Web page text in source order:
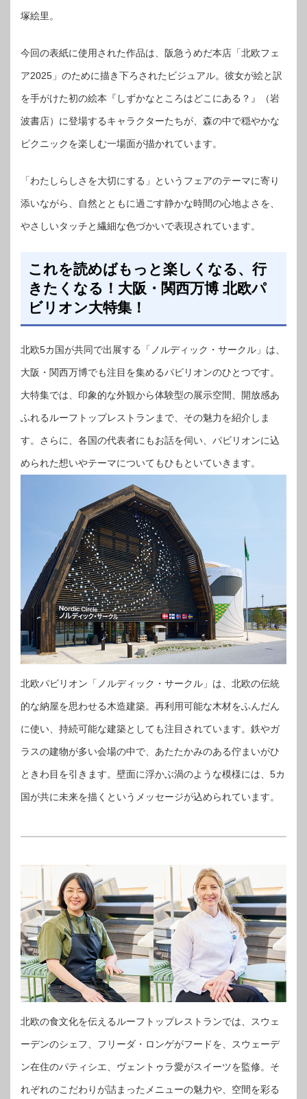
塚絵里。
今回の表紙に使用された作品は、阪急うめだ本店「北欧フェ
ア2025」のために描き下ろされたビジュアル。彼女が絵と訳
を手がけた初の絵本『しずかなところはどこにある？』（岩
波書店）に登場するキャラクターたちが、森の中で穏やかな
ピクニックを楽しむ一場面が描かれています。
「わたしらしさを大切にする」というフェアのテーマに寄り
添いながら、自然とともに過ごす静かな時間の心地よさを、
やさしいタッチと繊細な色づかいで表現されています。
これを読めばもっと楽しくなる、行
きたくなる！大阪・関西万博 北欧パ
ビリオン大特集！
北欧5カ国が共同で出展する「ノルディック・サークル」は、
大阪・関西万博でも注目を集めるパビリオンのひとつです。
大特集では、印象的な外観から体験型の展示空間、開放感あ
ふれるルーフトップレストランまで、その魅力を紹介しま
す。さらに、各国の代表者にもお話を伺い、パビリオンに込
められた想いやテーマについてもひもといていきます。
北欧パビリオン「ノルディック・サークル」は、北欧の伝統
的な納屋を思わせる木造建築。再利用可能な木材をふんだん
に使い、持続可能な建築としても注目されています。鉄やガ
ラスの建物が多い会場の中で、あたたかみのある佇まいがひ
ときわ目を引きます。壁面に浮かぶ渦のような模様には、5カ
国が共に未来を描くというメッセージが込められています。
北欧の食文化を伝えるルーフトップレストランでは、スウェ
ーデンのシェフ、フリーダ・ロンゲがフードを、スウェーデ
ン在住のパティシエ、ヴェントゥラ愛がスイーツを監修。そ
れぞれのこだわりが詰まったメニューの魅力や、空間を彩る